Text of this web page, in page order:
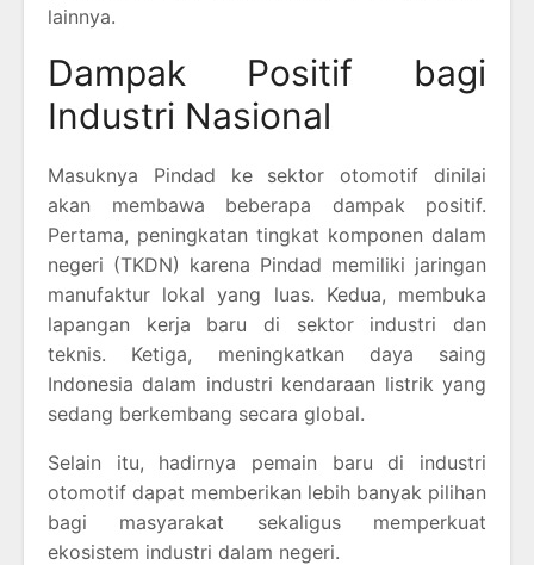
lainnya.
Dampak Positif bagi
Industri Nasional
Masuknya Pindad ke sektor otomotif dinilai
akan membawa beberapa dampak positif.
Pertama, peningkatan tingkat komponen dalam
negeri (TKDN) karena Pindad memiliki jaringan
manufaktur lokal yang luas. Kedua, membuka
lapangan kerja baru di sektor industri dan
teknis. Ketiga, meningkatkan daya saing
Indonesia dalam industri kendaraan listrik yang
sedang berkembang secara global.
Selain itu, hadirnya pemain baru di industri
otomotif dapat memberikan lebih banyak pilihan
bagi masyarakat sekaligus memperkuat
ekosistem industri dalam negeri.